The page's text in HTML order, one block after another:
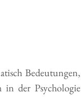
Bedeutungen,
der Psychologie